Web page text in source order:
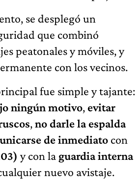
se desplegó un
que combinó
peatonales y móviles, y
con los vecinos.
fue simple y tajante:
ningún motivo, evitar
,no darle la espalda
de inmediato con
y con la guardia interna
nuevo avistaje.